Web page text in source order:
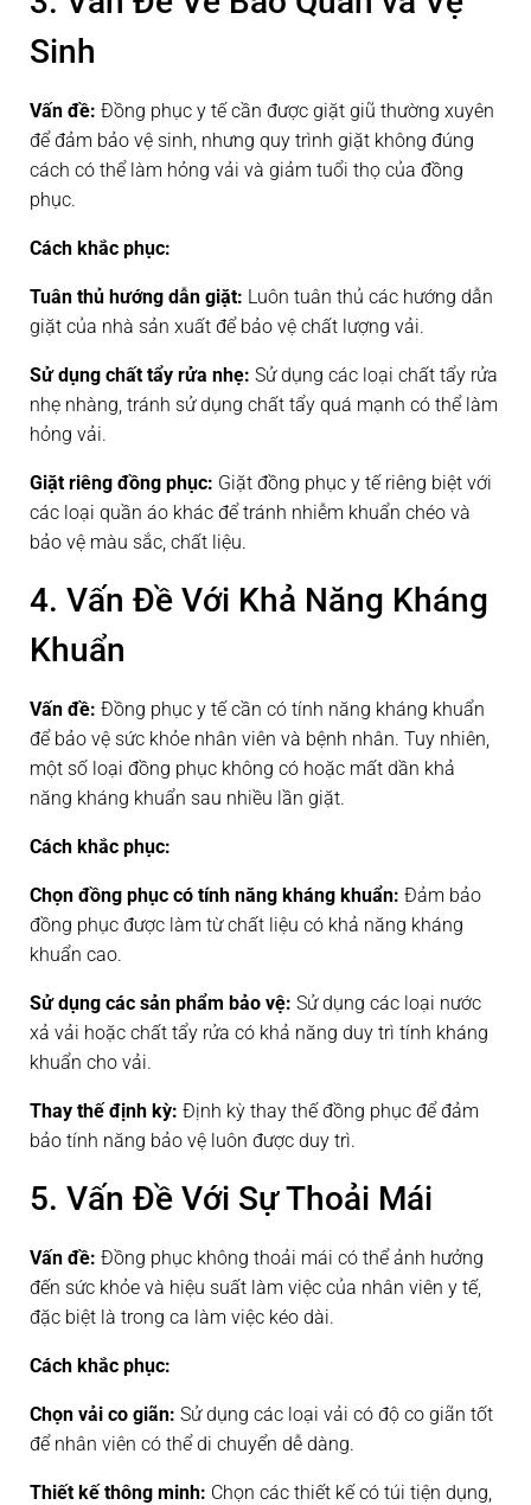
Sinh
Vấn đề: Đồng phục y tế cần được giặt giũ thường xuyên
để đảm bảo vệ sinh, nhưng quy trình giặt không đúng
cách có thể làm hỏng vải và giảm tuổi thọ của đồng
phục.
Cách khắc phục:
Tuân thủ hướng dẫn giặt: Luôn tuân thủ các hướng dẫn
giặt của nhà sản xuất để bảo vệ chất lượng vải.
Sử dụng chất tẩy rửa nhẹ: Sử dụng các loại chất tẩy rửa
nhẹ nhàng, tránh sử dụng chất tẩy quá mạnh có thể làm
hỏng vải.
Giặt riêng đồng phục: Giặt đồng phục y tế riêng biệt với
các loại quần áo khác để tránh nhiễm khuẩn chéo và
bảo vệ màu sắc, chất liệu.
4. Vấn Đề Với Khả Năng Kháng
Khuẩn
Vấn đề: Đồng phục y tế cần có tính năng kháng khuẩn
để bảo vệ sức khỏe nhân viên và bệnh nhân. Tuy nhiên,
một số loại đồng phục không có hoặc mất dần khả
năng kháng khuẩn sau nhiều lần giặt.
Cách khắc phục:
Chọn đồng phục có tính năng kháng khuẩn: Đảm bảo
đồng phục được làm từ chất liệu có khả năng kháng
khuẩn cao.
Sử dụng các sản phẩm bảo vệ: Sử dụng các loại nước
xả vải hoặc chất tẩy rửa có khả năng duy trì tính kháng
khuẩn cho vải.
Thay thế định kỳ: Định kỳ thay thế đồng phục để đảm
bảo tính năng bảo vệ luôn được duy trì.
5. Vấn Đề Với Sự Thoải Mái
Vấn đề: Đồng phục không thoải mái có thể ảnh hưởng
đến sức khỏe và hiệu suất làm việc của nhân viên y tế,
đặc biệt là trong ca làm việc kéo dài.
Cách khắc phục:
Chọn vải co giãn: Sử dụng các loại vải có độ co giãn tốt
để nhân viên có thể di chuyển dễ dàng.
Thiết kế thông minh: Chọn các thiết kế có túi tiện dụng,